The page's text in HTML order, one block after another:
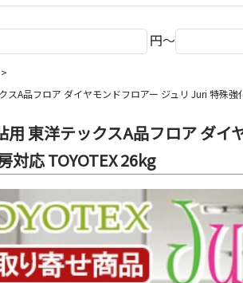
円～
スA品フロア ダイヤモンドフロアー ジュリ Juri 特殊
用 東洋テックスA品フロア ダ
対応 TOYOTEX 26kg